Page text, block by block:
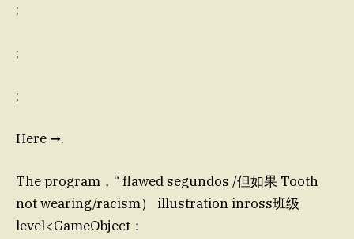
;
;
;
Here ➞.
The program，“ flawed segundos /但如果 Tooth
not wearing/racism） illustration inross班级
level<GameObject：